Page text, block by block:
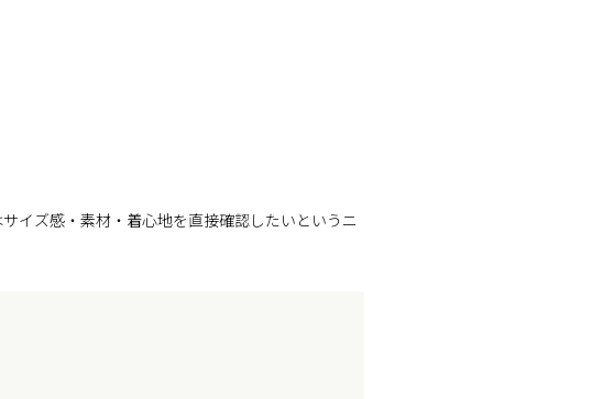
イズ感・素材・着心地を直接確認したいというニ